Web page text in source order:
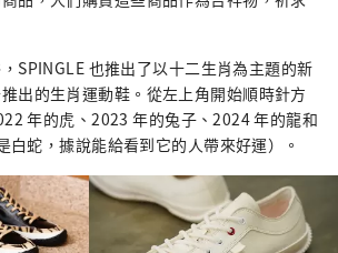
SPINGLE 也推出了以十二生肖為主題的新
出的生肖運動鞋。從左上角開始順時針方
年的虎、2023 年的兔子、2024 年的龍和
白蛇，據說能給看到它的人帶來好運）。